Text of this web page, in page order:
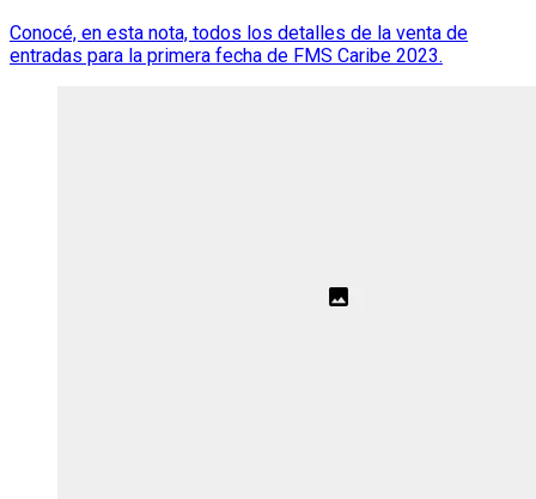
Conocé, en esta nota, todos los detalles de la venta de
entradas para la primera fecha de FMS Caribe 2023.